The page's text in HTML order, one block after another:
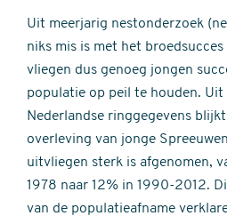
Uit meerjarig nestonderzoek
niks mis is met het
vliegen dus genoeg jongen
populatie op peil te houden. Uit
Nederlandse ringgegevens
overleving van jonge
uitvliegen sterk is afgenomen,
1978 naar 12% in 1990-2012.
van de populatieafname